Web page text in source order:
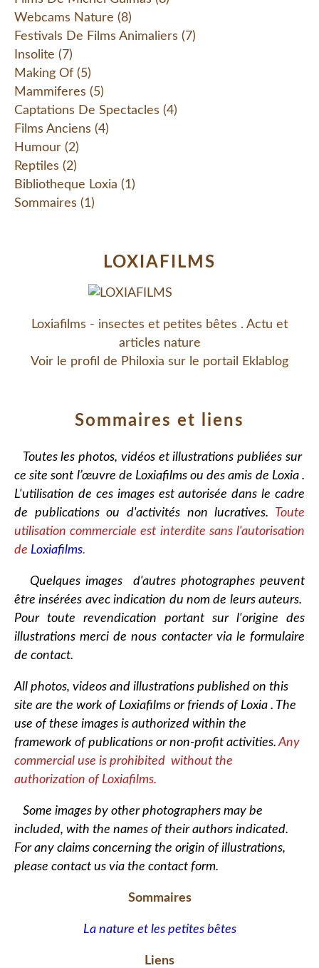
Webcams Nature (8)
Festivals De Films Animaliers (7)
Insolite (7)
Making Of (5)
Mammiferes (5)
Captations De Spectacles (4)
Films Anciens (4)
Humour (2)
Reptiles (2)
Bibliotheque Loxia (1)
Sommaires (1)
LOXIAFILMS
Loxiafilms - insectes et petites bêtes . Actu et
articles nature
Voir le profil de Philoxia sur le portail Eklablog
Sommaires et liens
Toutes les photos, vidéos et illustrations publiées sur
ce site sont l’œuvre de Loxiafilms ou des amis de Loxia .
L'utilisation de ces images est autorisée dans le cadre
de publications ou d'activités non lucratives. Toute
utilisation commerciale est interdite sans l'autorisation
de Loxiafilms.
Quelques images d'autres photographes peuvent
être insérées avec indication du nom de leurs auteurs.
Pour toute revendication portant sur l'origine des
illustrations merci de nous contacter via le formulaire
de contact.
All photos, videos and illustrations published on this
site are the work of Loxiafilms or friends of Loxia . The
use of these images is authorized within the
framework of publications or non-profit activities.Any
commercial use is prohibited without the
authorization of Loxiafilms.
Some images by other photographers may be
included, with the names of their authors indicated.
For any claims concerning the origin of illustrations,
please contact us via the contact form.
Sommaires
La nature et les petites bêtes
Liens